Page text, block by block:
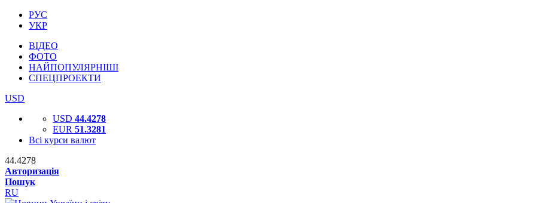
РУС
УКР
ВІДЕО
ФОТО
НАЙПОПУЛЯРНІШІ
СПЕЦПРОЕКТИ
USD
USD 44.4278
EUR 51.3281
Всі курси валют
44.4278
Авторизація
Пошук
RU